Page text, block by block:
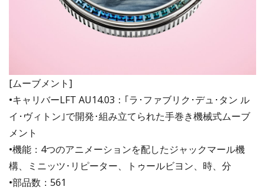
[ムーブメント]
•キャリバーLFT AU14.03：｢ラ･ファブリク･デュ･タン ル
イ･ヴィトン｣で開発･組み立てられた手巻き機械式ムーブ
メント
•機能：4つのアニメーションを配したジャックマール機
構、ミニッツ･リピーター、トゥールビヨン、時、分
•部品数：561